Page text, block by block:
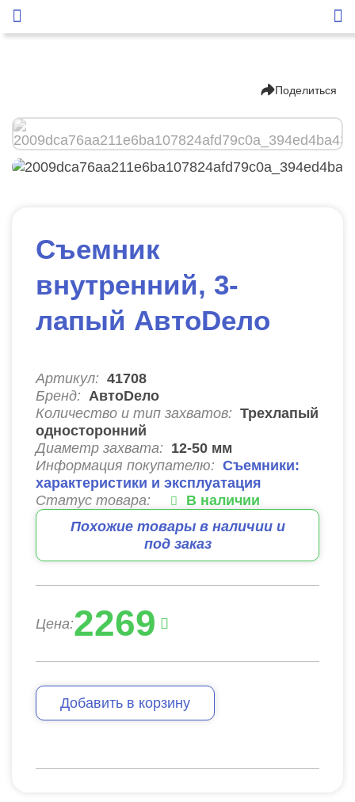
Поделиться
Съемник
внутренний, 3-
лапый АвтоDело
Артикул: 41708
Бренд: АвтоDело
Количество и тип захватов: Трехлапый
односторонний
Диаметр захвата: 12-50 мм
Информация покупателю: Съемники:
характеристики и эксплуатация
Статус товара:
В наличии
Похожие товары в наличии и
под заказ
Цена:2269
Добавить в корзину